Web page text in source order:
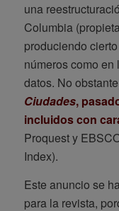
una
Columbia
produciendo
números como
datos. No
Ciudades,
incluidos con
Proquest y
Index).
Este anuncio se
para la revista,